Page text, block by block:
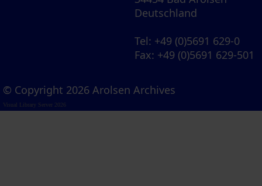
Deutschland
Tel: +49 (0)5691 629-0
Fax: +49 (0)5691 629-501
© Copyright 2026 Arolsen Archives
Visual Library Server 2026